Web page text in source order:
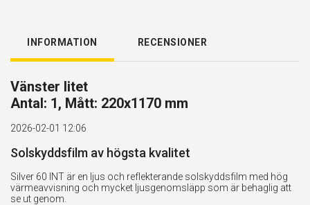
INFORMATION RECENSIONER
Vänster litet
Antal: 1, Mått: 220x1170 mm
2026-02-01 12:06
Solskyddsfilm av högsta kvalitet
Silver 60 INT är en ljus och reflekterande solskyddsfilm med hög
värmeavvisning och mycket ljusgenomsläpp som är behaglig att
se ut genom.